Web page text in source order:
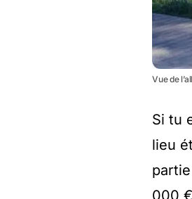
Vue de
Si tu
lieu
000